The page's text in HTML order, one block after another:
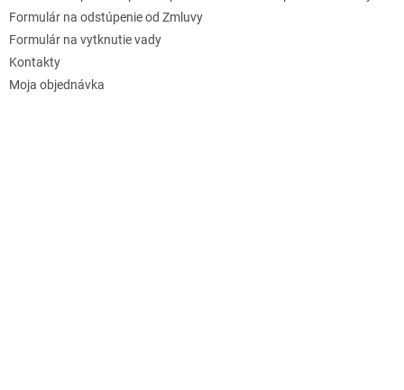
Formulár na odstúpenie od Zmluvy
Formulár na vytknutie vady
Kontakty
Moja objednávka